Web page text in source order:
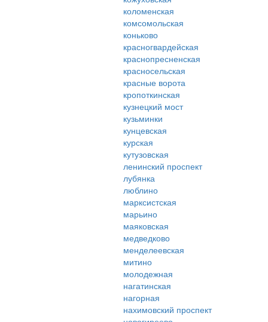
коломенская
комсомольская
коньково
красногвардейская
краснопресненская
красносельская
красные ворота
кропоткинская
кузнецкий мост
кузьминки
кунцевская
курская
кутузовская
ленинский проспект
лубянка
люблино
марксистская
марьино
маяковская
медведково
менделеевская
митино
молодежная
нагатинская
нагорная
нахимовский проспект